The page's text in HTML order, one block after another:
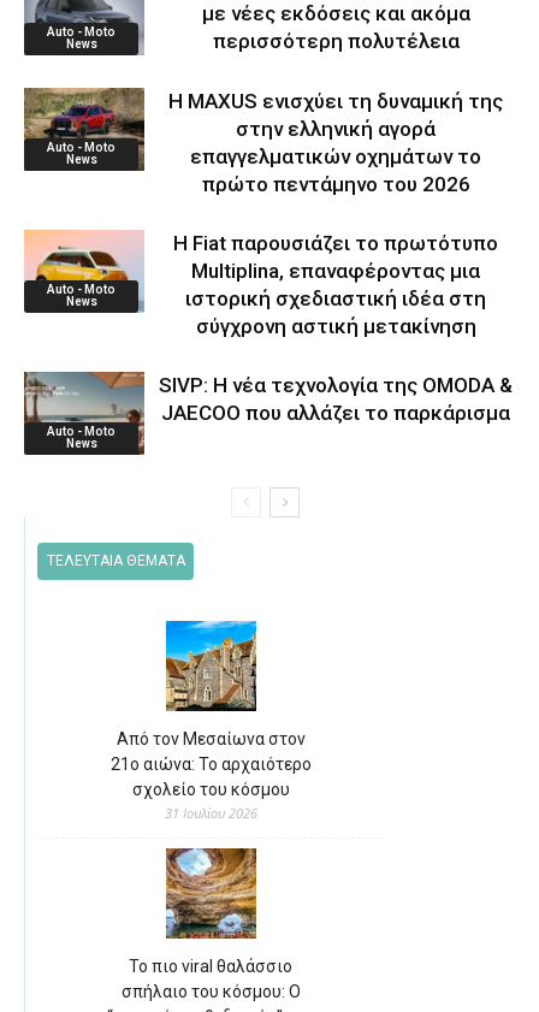
Auto - Moto
News
με νέες εκδόσεις και ακόμα
περισσότερη πολυτέλεια
Auto - Moto
News
Η MAXUS ενισχύει τη δυναμική της
στην ελληνική αγορά
επαγγελματικών οχημάτων το
πρώτο πεντάμηνο του 2026
Auto - Moto
News
Η Fiat παρουσιάζει το πρωτότυπο
Multiplina, επαναφέροντας μια
ιστορική σχεδιαστική ιδέα στη
σύγχρονη αστική μετακίνηση
Auto - Moto
News
SIVP: Η νέα τεχνολογία της OMODA &
JAECOO που αλλάζει το παρκάρισμα
ΤΕΛΕΥΤΑΙΑ ΘΕΜΑΤΑ
Από τον Μεσαίωνα στον
21ο αιώνα: Το αρχαιότερο
σχολείο του κόσμου
31 Ιουλίου 2026
Το πιο viral θαλάσσιο
σπήλαιο του κόσμου: Ο